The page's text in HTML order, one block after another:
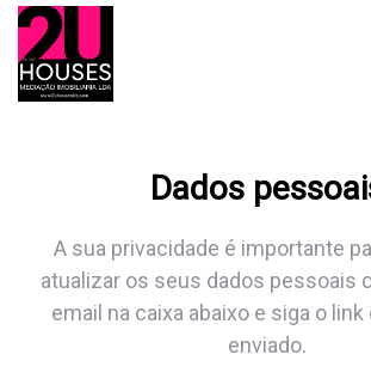
Dados
A sua privacidade é importante
atualizar os seus dados pessoais
email na caixa abaixo e siga o
enviado.